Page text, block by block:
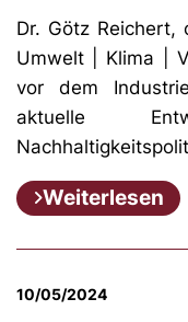
Dr. Götz Reichert,
Umwelt | Klima |
vor dem
aktuelle
Weiterlesen
10/05/2024